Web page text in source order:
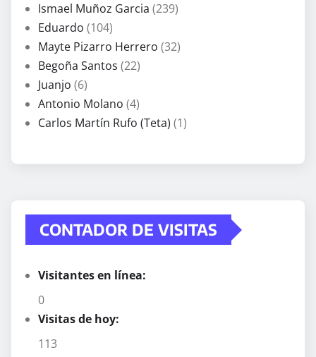
Ismael Muñoz Garcia (239)
Eduardo (104)
Mayte Pizarro Herrero (32)
Begoña Santos (22)
Juanjo (6)
Antonio Molano (4)
Carlos Martín Rufo (Teta) (1)
CONTADOR DE VISITAS
Visitantes en línea:
0
Visitas de hoy:
113